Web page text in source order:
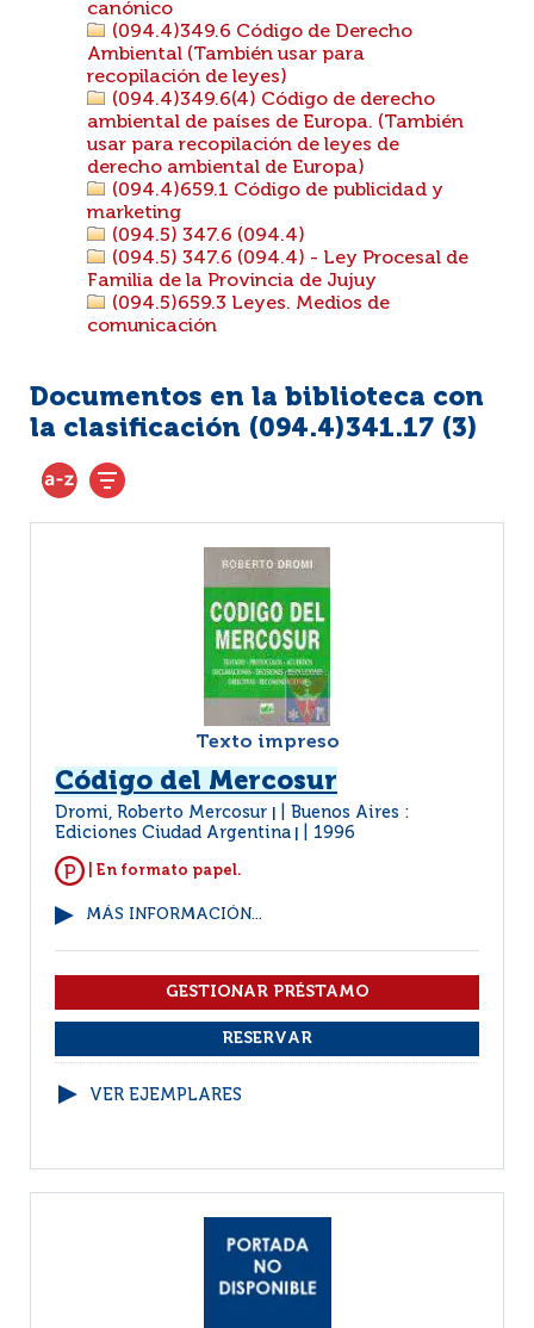
canónico
(094.4)349.6 Código de Derecho
Ambiental (También usar para
recopilación de leyes)
(094.4)349.6(4) Código de derecho
ambiental de países de Europa. (También
usar para recopilación de leyes de
derecho ambiental de Europa)
(094.4)659.1 Código de publicidad y
marketing
(094.5) 347.6 (094.4)
(094.5) 347.6 (094.4) - Ley Procesal de
Familia de la Provincia de Jujuy
(094.5)659.3 Leyes. Medios de
comunicación
Documentos en la biblioteca con
la clasificación (094.4)341.17 (3)
Texto impreso
Código del Mercosur
Dromi, Roberto Mercosur
Buenos Aires :
Ediciones Ciudad Argentina
1996
| En formato papel.
MÁS INFORMACIÓN...
VER EJEMPLARES